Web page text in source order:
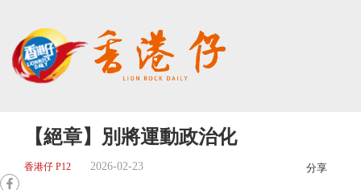
【絕章】別將運動政治化
香港仔 P12 2026-02-23 分享